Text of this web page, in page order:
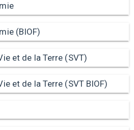
(BIOF)
et de la Terre (SVT)
et de la Terre (SVT BIOF)